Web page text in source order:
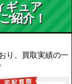
ギュア
紹介！
り、買取実績の一